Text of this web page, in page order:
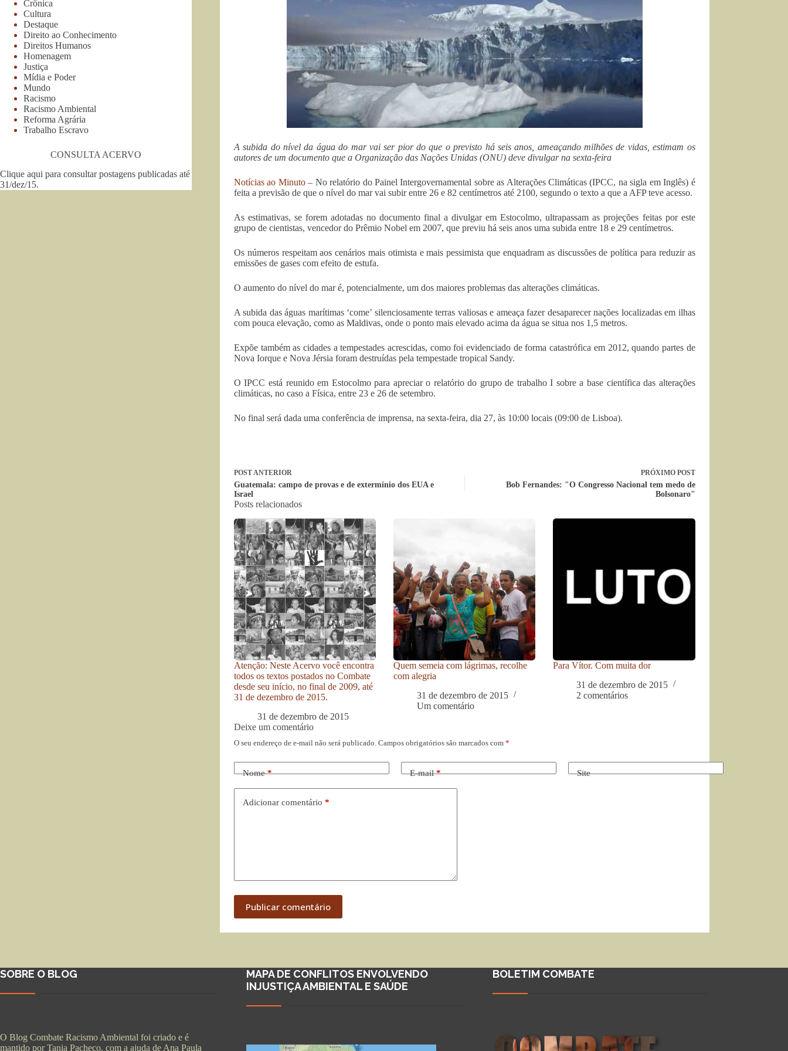
A subida do nível da água do mar vai ser pior do que o previsto há seis anos, ameaçando milhões de vidas, estimam os
autores de um documento que a Organização das Nações Unidas (ONU) deve divulgar na sexta-feira
Notícias ao Minuto– No relatório do Painel Intergovernamental sobre as Alterações Climáticas (IPCC, na sigla em Inglês) é
feita a previsão de que o nível do mar vai subir entre 26 e 82 centímetros até 2100, segundo o texto a que a AFP teve acesso.
As estimativas, se forem adotadas no documento final a divulgar em Estocolmo, ultrapassam as projeções feitas por este
grupo de cientistas, vencedor do Prêmio Nobel em 2007, que previu há seis anos uma subida entre 18 e 29 centímetros.
Os números respeitam aos cenários mais otimista e mais pessimista que enquadram as discussões de política para reduzir as
emissões de gases com efeito de estufa.
O aumento do nível do mar é, potencialmente, um dos maiores problemas das alterações climáticas.
A subida das águas marítimas ‘come’ silenciosamente terras valiosas e ameaça fazer desaparecer nações localizadas em ilhas
com pouca elevação, como as Maldivas, onde o ponto mais elevado acima da água se situa nos 1,5 metros.
Expõe também as cidades a tempestades acrescidas, como foi evidenciado de forma catastrófica em 2012, quando partes de
Nova Iorque e Nova Jérsia foram destruídas pela tempestade tropical Sandy.
O IPCC está reunido em Estocolmo para apreciar o relatório do grupo de trabalho I sobre a base científica das alterações
climáticas, no caso a Física, entre 23 e 26 de setembro.
No final será dada uma conferência de imprensa, na sexta-feira, dia 27, às 10:00 locais (09:00 de Lisboa).
POSTANTERIOR
Guatemala: campo de provas e de extermínio dos EUA e
Israel
PRÓXIMO POST
Bob Fernandes: "O Congresso Nacional tem medo de
Bolsonaro"
Posts relacionados
Atenção: Neste Acervo você encontra
todos os textos postados no Combate
desde seu início, no final de 2009, até
31 de dezembro de 2015.
31 de dezembro de 2015
Quem semeia com lágrimas, recolhe
com alegria
31 de dezembro de 2015
Um comentário
Para Vítor. Com muita dor
31 de dezembro de 2015
2 comentários
Deixe um comentário
O seu endereço de e-mail não será publicado. Campos obrigatórios são marcados com *
Nome* E-mail* Site
Adicionar comentário *
Publicar comentário
Crônica
Cultura
Destaque
Direito ao Conhecimento
Direitos Humanos
Homenagem
Justiça
Mídia e Poder
Mundo
Racismo
Racismo Ambiental
Reforma Agrária
Trabalho Escravo
CONSULTA ACERVO
Clique aqui para consultar postagens publicadas até
31/dez/15.
SOBRE O BLOG
O Blog Combate Racismo Ambiental foi criado e é
mantido por Tania Pacheco, com a ajuda de Ana Paula
MAPA DE CONFLITOS ENVOLVENDO
INJUSTIÇA AMBIENTAL E SAÚDE
BOLETIM COMBATE